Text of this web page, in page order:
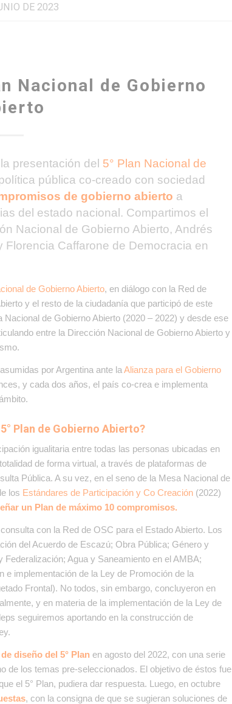
DE 2023
Nacional de Gobierno
presentación del 5° Plan Nacional de
pública co-creado con sociedad
de gobierno abierto a
del estado nacional. Compartimos el
Nacional de Gobierno Abierto, Andrés
Caffarone de Democracia en
de Gobierno Abierto, en diálogo con la Red de
y el resto de la ciudadanía que participó de este
de Gobierno Abierto (2020 – 2022) y desde ese
entre la Dirección Nacional de Gobierno Abierto y
por Argentina ante laAlianza para el Gobierno
y cada dos años, el país co-crea e implementa
Plan de Gobierno Abierto?
igualitaria entre todas las personas ubicadas en
de forma virtual, a través de plataformas de
Pública. A su vez, en el seno de la Mesa Nacional de
los Estándares de Participación y Co Creación (2022)
un Plan de máximo 10 compromisos.
con la Red de OSC para el Estado Abierto. Los
del Acuerdo de Escazú; Obra Pública; Género y
Agua y Saneamiento en el AMBA;
e implementación de la Ley de Promoción de la
Frontal). No todos, sin embargo, concluyeron en
y en materia de la implementación de la Ley de
seguiremos aportando en la construcción de
diseño del 5° Plan en agosto del 2022, con una serie
de los temas pre-seleccionados. El objetivo de éstos fue
el 5° Plan, pudiera dar respuesta. Luego, en octubre
, con la consigna de que se sugieran soluciones de